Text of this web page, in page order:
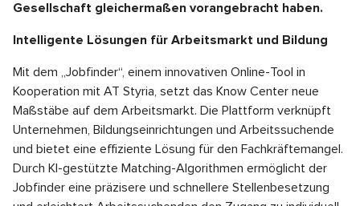
Gesellschaft gleichermaßen vorangebracht haben.
Intelligente Lösungen für Arbeitsmarkt und Bildung
Mit dem „Jobfinder“, einem innovativen Online-Tool in
Kooperation mit AT Styria, setzt das Know Center neue
Maßstäbe auf dem Arbeitsmarkt. Die Plattform verknüpft
Unternehmen, Bildungseinrichtungen und Arbeitssuchende
und bietet eine effiziente Lösung für den Fachkräftemangel.
Durch KI-gestützte Matching-Algorithmen ermöglicht der
Jobfinder eine präzisere und schnellere Stellenbesetzung